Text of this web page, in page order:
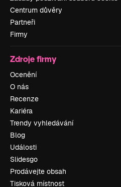
Centrum důvěry
Partneři
Firmy
Zdroje firmy
Ocenění
O nás
Recenze
Kariéra
Trendy vyhledávání
Blog
Události
Slidesgo
Prodávejte obsah
Tisková místnost